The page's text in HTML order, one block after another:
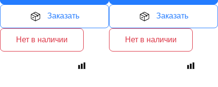
Заказать
Нет в наличии
Заказать
Нет в наличии